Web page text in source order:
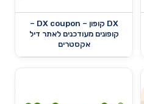
DX קופון – DX coupon –
קופונים מעודכנים לאתר דיל
אקסטרים